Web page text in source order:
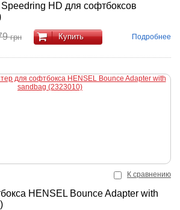
HD для софтбоксов
грн Купить Подробнее
К сравнению
HENSEL Bounce Adapter with